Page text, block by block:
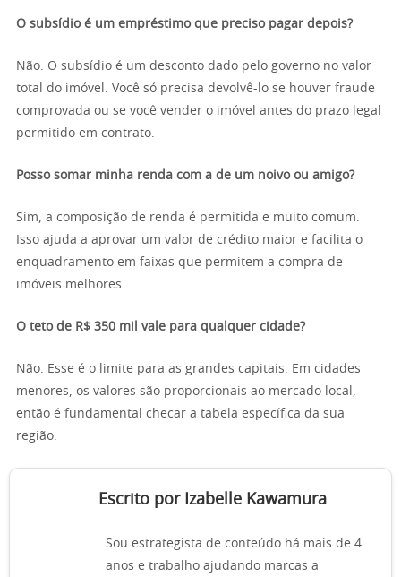
O subsídio é um empréstimo que preciso pagar depois?
Não. O subsídio é um desconto dado pelo governo no valor
total do imóvel. Você só precisa devolvê-lo se houver fraude
comprovada ou se você vender o imóvel antes do prazo legal
permitido em contrato.
Posso somar minha renda com a de um noivo ou amigo?
Sim, a composição de renda é permitida e muito comum.
Isso ajuda a aprovar um valor de crédito maior e facilita o
enquadramento em faixas que permitem a compra de
imóveis melhores.
O teto de R$ 350 mil vale para qualquer cidade?
Não. Esse é o limite para as grandes capitais. Em cidades
menores, os valores são proporcionais ao mercado local,
então é fundamental checar a tabela específica da sua
região.
Escrito por Izabelle Kawamura
Sou estrategista de conteúdo há mais de 4
anos e trabalho ajudando marcas a